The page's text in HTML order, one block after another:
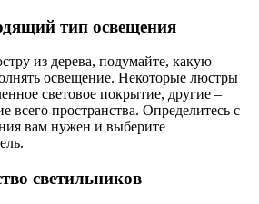
тип освещения
из дерева, подумайте, какую
освещение. Некоторые люстры
световое покрытие, другие –
всего пространства. Определитесь с
вам нужен и выберите
светильников